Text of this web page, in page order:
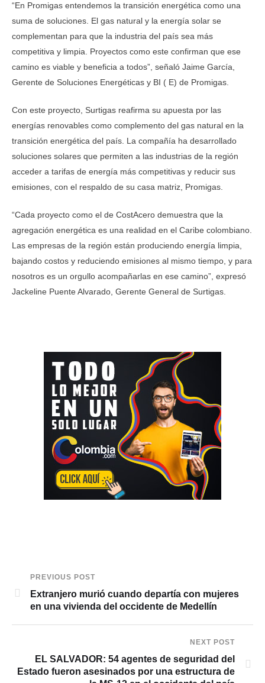
“En Promigas entendemos la transición energética como una
suma de soluciones. El gas natural y la energía solar se
complementan para que la industria del país sea más
competitiva y limpia. Proyectos como este confirman que ese
camino es viable y beneficia a todos”, señaló Jaime García,
Gerente de Soluciones Energéticas y BI ( E) de Promigas.
Con este proyecto, Surtigas reafirma su apuesta por las
energías renovables como complemento del gas natural en la
transición energética del país. La compañía ha desarrollado
soluciones solares que permiten a las industrias de la región
acceder a tarifas de energía más competitivas y reducir sus
emisiones, con el respaldo de su casa matriz, Promigas.
“Cada proyecto como el de CostAcero demuestra que la
agregación energética es una realidad en el Caribe colombiano.
Las empresas de la región están produciendo energía limpia,
bajando costos y reduciendo emisiones al mismo tiempo, y para
nosotros es un orgullo acompañarlas en ese camino”, expresó
Jackeline Puente Alvarado, Gerente General de Surtigas.
PREVIOUS POST
Extranjero murió cuando departía con mujeres
en una vivienda del occidente de Medellín
NEXT POST
EL SALVADOR: 54 agentes de seguridad del
Estado fueron asesinados por una estructura de